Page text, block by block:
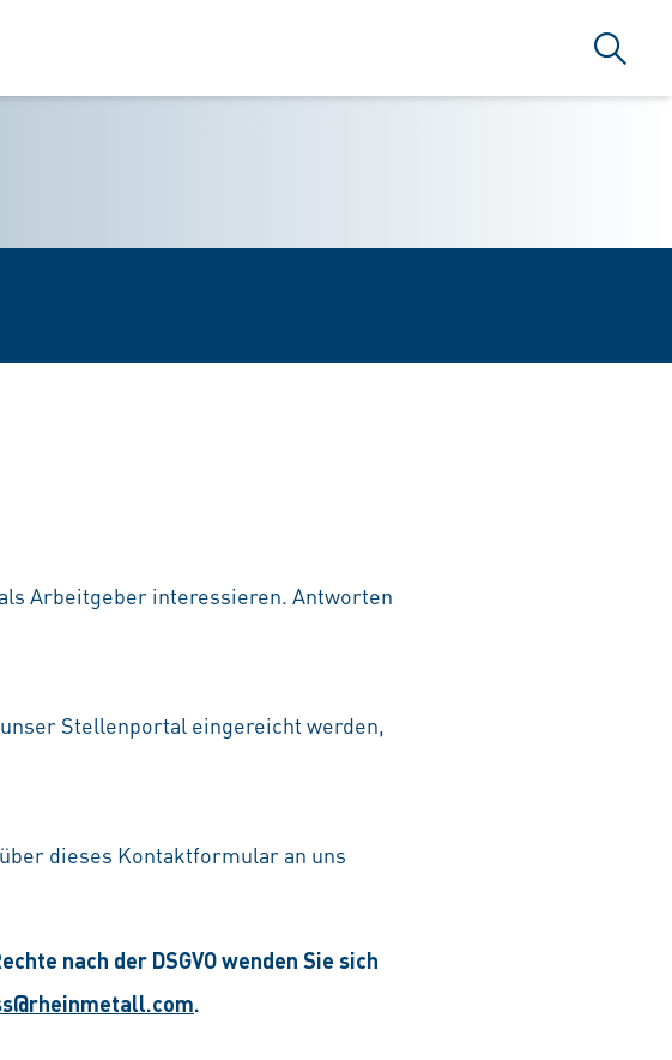
Suche
Arbeitgeber interessieren. Antworten
Stellenportal eingereicht werden,
dieses Kontaktformular an uns
nach der DSGVO wenden Sie sich
.